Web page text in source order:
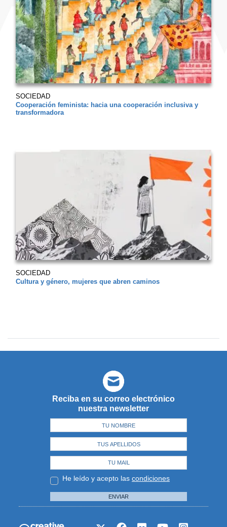
SOCIEDAD
Cooperación feminista: hacia una cooperación inclusiva y
transformadora
SOCIEDAD
Cultura y género, mujeres que abren caminos
Reciba en su correo electrónico
nuestra newsletter
He leído y acepto las condiciones
ENVIAR